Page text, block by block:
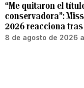
“Me quitaron el
conservadora”:
2026 reacciona
8 de agosto de 2026